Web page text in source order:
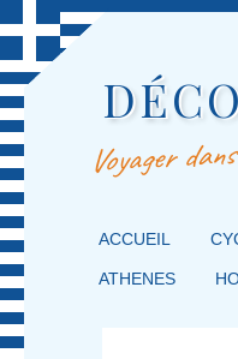
Voyager
MENU
MASQUER LA
MASQUER LA
ACCUEIL
ATHENES